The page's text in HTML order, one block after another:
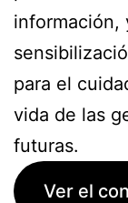
información,
para el
vida de las
futuras.
Ver el